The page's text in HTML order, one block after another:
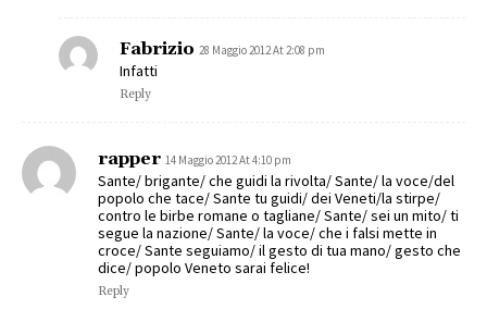
Fabrizio 28 Maggio 2012 At 2:08 pm
Infatti
Reply
rapper 14 Maggio 2012 At 4:10 pm
Sante/ brigante/ che guidi la rivolta/ Sante/ la voce/del
popolo che tace/ Sante tu guidi/ dei Veneti/la stirpe/
contro le birbe romane o tagliane/ Sante/ sei un mito/ ti
segue la nazione/ Sante/ la voce/ che i falsi mette in
croce/ Sante seguiamo/ il gesto di tua mano/ gesto che
dice/ popolo Veneto sarai felice!
Reply